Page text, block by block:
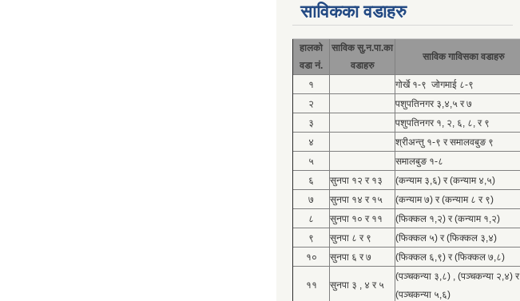
साविकका वडाहरु
हालको
वडा नं.
साविक सु.न.पा.का
वडाहरु
साविक गाविसका वडाहरु
१
गोर्खे १-९ जोगमाई ८-९
२
पशुपतिनगर ३,४,५ र ७
३
पशुपतिनगर १, २, ६, ८, र ९
४
श्रीअन्तु १-९ र समालवबुङ ९
५
समालबुङ १-८
६
सुनपा १२ र १३
(कन्याम ३,६) र (कन्याम ४,५)
७
सुनपा १४ र १५
(कन्याम ७) र (कन्याम ८ र ९)
८
सुनपा १० र ११
(फिक्कल १,२) र (कन्याम १,२)
९
सुनपा ८ र ९
(फिक्कल ५) र (फिक्कल ३,४)
१०
सुनपा ६ र ७ (फिक्कल ६,९) र (फिक्कल ७,८)
११ सुनपा ३ , ४ र ५
(पञ्चकन्या ३,८) , (पञ्चकन्या २,४) र
(पञ्चकन्या ५,६)